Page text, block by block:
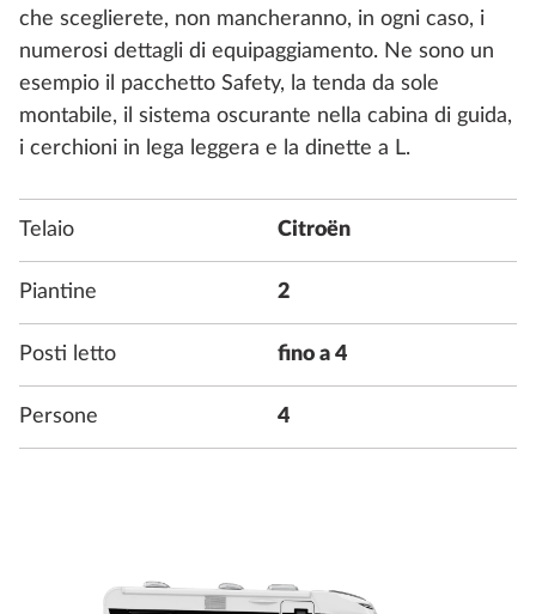
che sceglierete, non mancheranno, in ogni caso, i
numerosi dettagli di equipaggiamento. Ne sono un
esempio il pacchetto Safety, la tenda da sole
montabile, il sistema oscurante nella cabina di guida,
i cerchioni in lega leggera e la dinette a L.
Telaio Citroën
Piantine 2
Posti letto fino a 4
Persone 4